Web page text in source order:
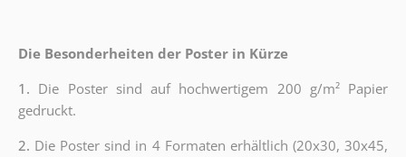
Die Besonderheiten der Poster in Kürze
1. Die Poster sind auf hochwertigem 200 g/m² Papier
gedruckt.
2. Die Poster sind in 4 Formaten erhältlich (20x30, 30x45,